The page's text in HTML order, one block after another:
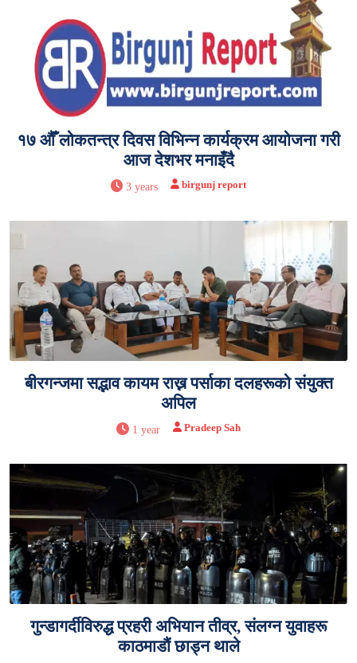
१७ औँ लोकतन्त्र दिवस विभिन्न कार्यक्रम आयोजना गरी
आज देशभर मनाइँदै
3 years birgunj report
बीरगन्जमा सद्भाव कायम राख्न पर्साका दलहरूको संयुक्त
अपिल
1 year Pradeep Sah
गुन्डागर्दीविरुद्ध प्रहरी अभियान तीव्र, संलग्न युवाहरू
काठमाडौं छाड्न थाले